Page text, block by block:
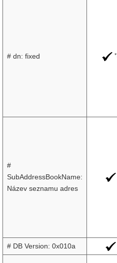
# dn: fixed
#
SubAddressBookName:
Název seznamu adres
# DB Version: 0x010a